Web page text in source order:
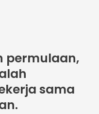
permulaan,
sama